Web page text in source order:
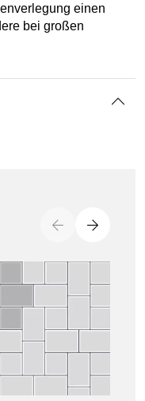
einen
bei großen